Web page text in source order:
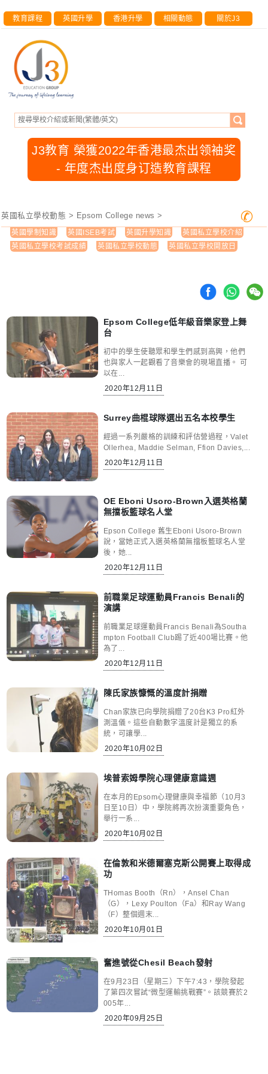
教育課程 英國升學 香港升學 相關動態 關於J3
J3教育 榮獲2022年香港最杰出领袖奖
- 年度杰出度身订造教育課程
英國私立學校動態 > Epsom College news > ✆
英國學制知識 英國ISEB考試 英國升學知識
英國私立學校介紹
英國私立學校考試成績
英國私立學校動態 英國私立學校開放日
Epsom College低年級音樂家登上舞
台
初中的學生使聽眾和學生們感到高興，他們
也與家人一起觀看了音樂會的現場直播。 可
以在...
2020年12月11日
Surrey曲棍球隊選出五名本校學生
經過一系列嚴格的訓練和評估營過程，Valet
Ollerhea, Maddie Selman, Ffion Davies,...
2020年12月11日
OE Eboni Usoro-Brown入選英格蘭
無擋板籃球名人堂
Epson College 舊生Eboni Usoro-Brown
說，當她正式入選英格蘭無擋板籃球名人堂
後，她...
2020年12月11日
前職業足球運動員Francis Benali的
演講
前職業足球運動員Francis Benali為Southa
mpton Football Club踢了近400場比賽。他
為了...
2020年12月11日
陳氏家族慷慨的溫度計捐贈
Chan家族已向學院捐贈了20台K3 Pro紅外
測溫儀。這些自動數字溫度計是獨立的系
統，可讓學...
2020年10月02日
埃普索姆學院心理健康意識週
在本月的Epsom心理健康與幸福節（10月3
日至10日）中，學院將再次扮演重要角色，
舉行一系...
2020年10月02日
在倫敦和米德爾塞克斯公開賽上取得成
功
THomas Booth（Rn），Ansel Chan
（G），Lexy Poulton（Fa）和Ray Wang
（F）整個週末...
2020年10月01日
奮進號從Chesil Beach發射
在9月23日（星期三）下午7:43，學院發起
了第四次嘗試“微型運輸挑戰賽”。該競賽於2
005年...
2020年09月25日